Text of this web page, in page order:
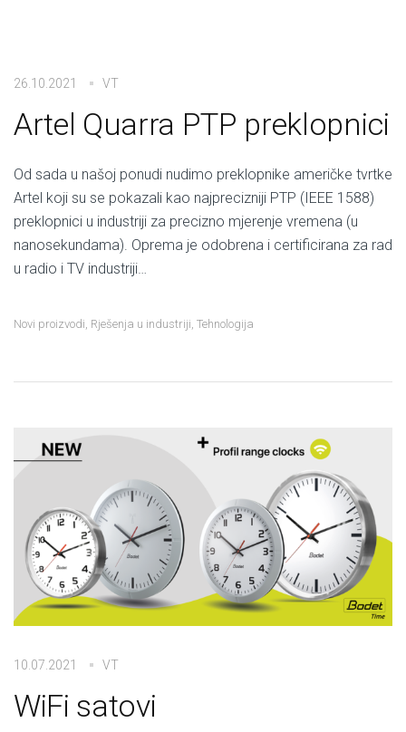
26.10.2021 VT
Artel Quarra PTP preklopnici
Od sada u našoj ponudi nudimo preklopnike američke tvrtke
Artel koji su se pokazali kao najprecizniji PTP (IEEE 1588)
preklopnici u industriji za precizno mjerenje vremena (u
nanosekundama). Oprema je odobrena i certificirana za rad
u radio i TV industriji…
Novi proizvodi Rješenja u industriji Tehnologija
10.07.2021 VT
WiFi satovi